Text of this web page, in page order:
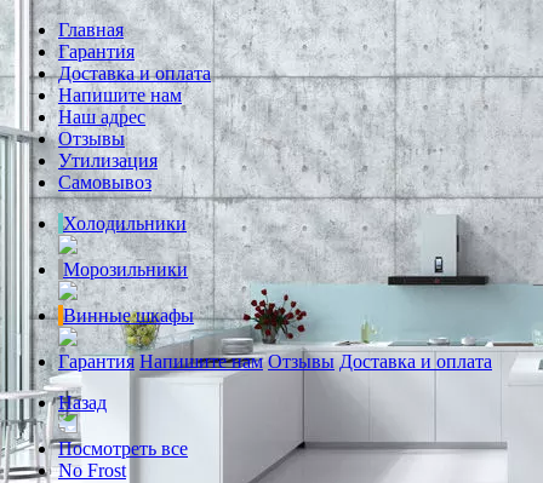
Главная
Гарантия
Доставка и оплата
Напишите нам
Наш адрес
Отзывы
Утилизация
Самовывоз
Холодильники
Морозильники
Винные шкафы
Гарантия Напишите нам Отзывы Доставка и оплата
Назад
Посмотреть все
No Frost